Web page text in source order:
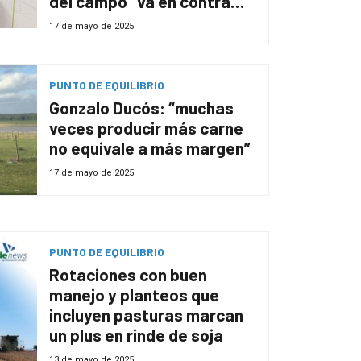
del crecimiento”
17 de mayo de 2025
PUNTO DE EQUILIBRIO
Gonzalo Ducós: “muchas
veces producir más carne
no equivale a más margen”
17 de mayo de 2025
PUNTO DE EQUILIBRIO
Rotaciones con buen
manejo y planteos que
incluyen pasturas marcan
un plus en rinde de soja